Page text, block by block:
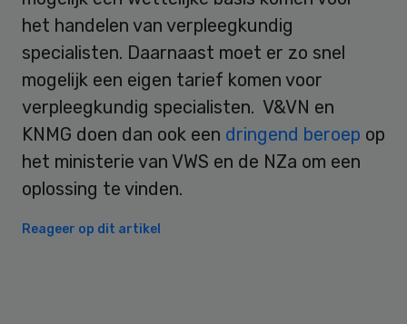
het handelen van verpleegkundig
specialisten. Daarnaast moet er zo snel
mogelijk een eigen tarief komen voor
verpleegkundig specialisten. V&VN en
KNMG doen dan ook een dringend beroep op
het ministerie van VWS en de NZa om een
oplossing te vinden.
Reageer op dit artikel